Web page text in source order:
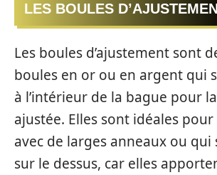
LES BOULES
Les boules d’ajustement sont
boules en or ou en argent qui
à l’intérieur de la bague pour
ajustée. Elles sont idéales
avec de larges anneaux ou
sur le dessus, car elles